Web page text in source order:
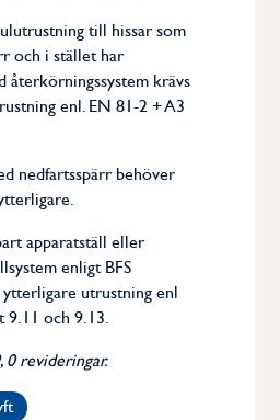
till hissar som
och i stället har
krävs
enl. EN 81-2 + A3
nedfartsspärr behöver
apparatställ eller
enligt BFS
utrustning enl
9.11 och 9.13.
0 revideringar.